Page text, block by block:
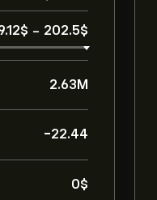
- 202.5‎$‎
2.63M
-22.44
0‎$‎